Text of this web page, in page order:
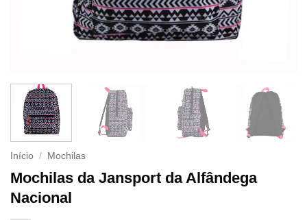
Início / Mochilas
Mochilas da Jansport da Alfândega
Nacional